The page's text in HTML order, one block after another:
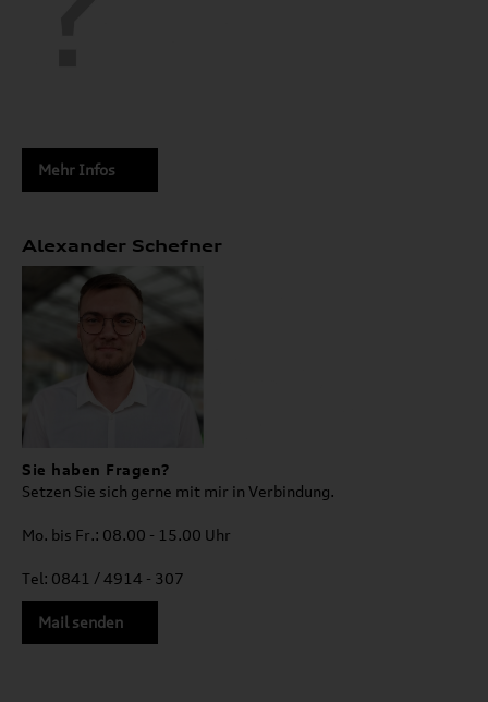
Mehr Infos
Alexander Schefner
Sie haben Fragen?
Setzen Sie sich gerne mit mir in Verbindung.
Mo. bis Fr.: 08.00 - 15.00 Uhr
Tel: 0841 / 4914 - 307
Mail senden